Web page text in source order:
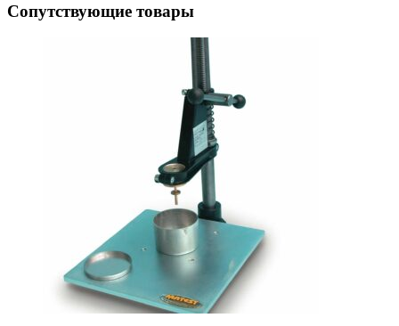
Сопутствующие товары